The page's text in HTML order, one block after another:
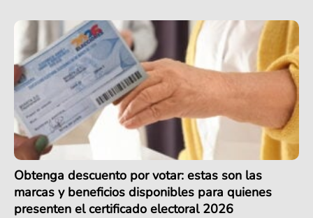
Obtenga descuento por votar: estas son las
marcas y beneficios disponibles para quienes
presenten el certificado electoral 2026